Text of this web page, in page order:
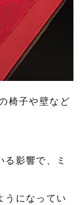
椅子や壁など
影響で、ミ
うになってい